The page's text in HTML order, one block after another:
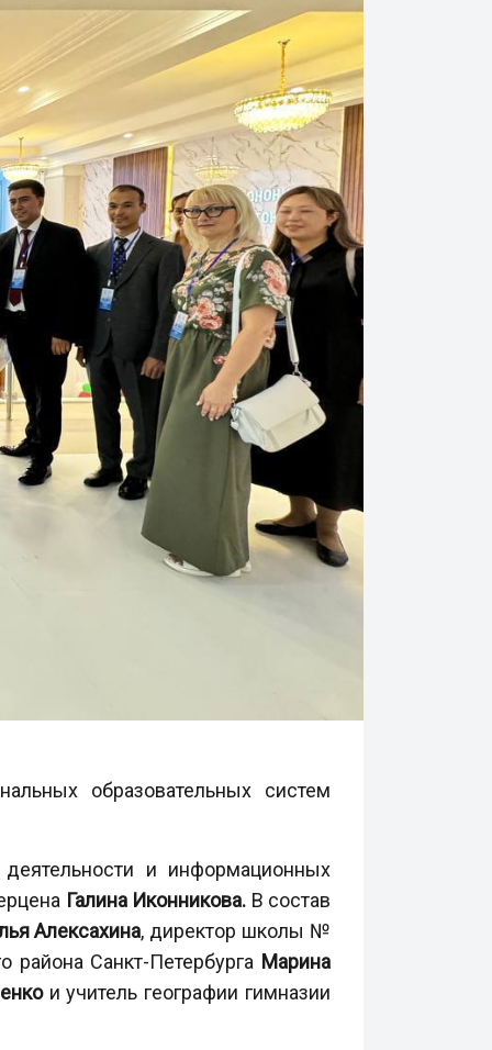
образовательных систем
и информационных
Галина Иконникова. В состав
Алексахина, директор школы №
Санкт-Петербурга Марина
и учитель географии гимназии